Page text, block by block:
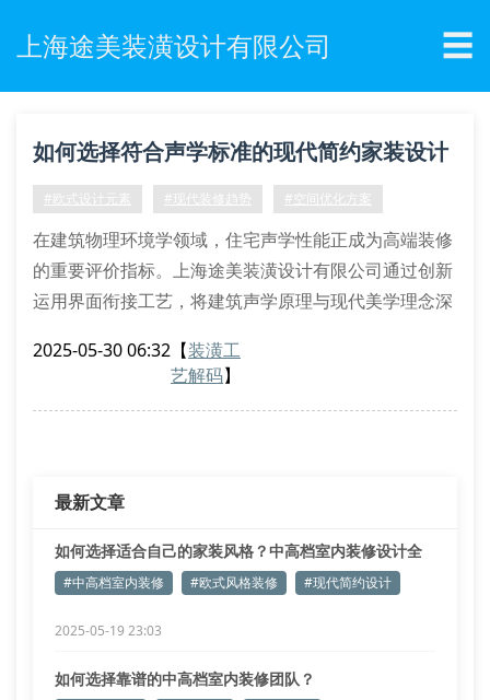
上海途美装潢设计有限公司 ☰
如何选择符合声学标准的现代简约家装设计
方案？
#欧式设计元素 #现代装修趋势 #空间优化方案
在建筑物理环境学领域，住宅声学性能正成为高端装修
的重要评价指标。上海途美装潢设计有限公司通过创新
运用界面衔接工艺，将建筑声学原理与现代美学理念深
空间声学优化关键技术
我们的技术团队在实施浦东新区某高端平层项目时
2025-05-30 06:32 【装潢工
艺解码】
最新文章
如何选择适合自己的家装风格？中高档室内装修设计全
解析
#中高档室内装修 #欧式风格装修 #现代简约设计
2025-05-19 23:03
如何选择靠谱的中高档室内装修团队？